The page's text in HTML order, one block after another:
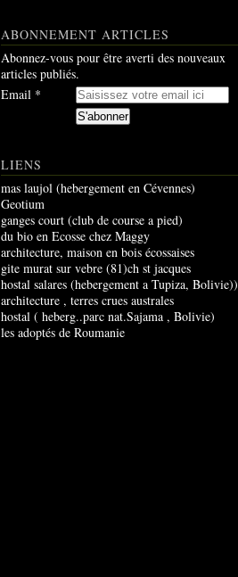
ABONNEMENT ARTICLES
Abonnez-vous pour être averti des nouveaux
articles publiés.
Email
LIENS
mas laujol (hebergement en Cévennes)
Geotium
ganges court (club de course a pied)
du bio en Ecosse chez Maggy
architecture, maison en bois écossaises
gite murat sur vebre (81)ch st jacques
hostal salares (hebergement a Tupiza, Bolivie))
architecture , terres crues australes
hostal ( heberg..parc nat.Sajama , Bolivie)
les adoptés de Roumanie